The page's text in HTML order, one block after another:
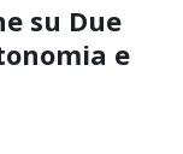
su Due
e